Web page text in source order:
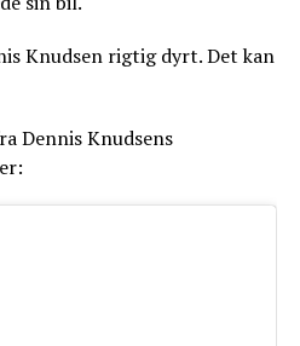
Knudsen rigtig dyrt. Det kan
Dennis Knudsens